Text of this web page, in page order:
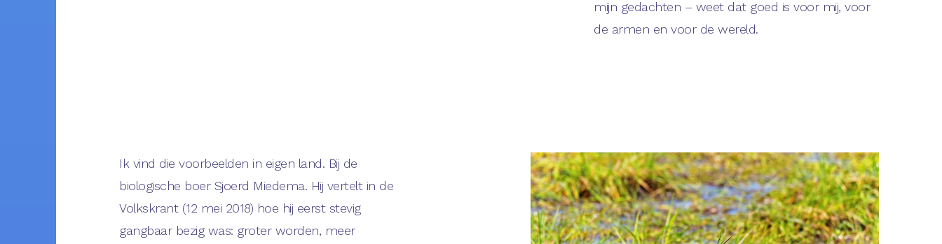
mijn gedachten – weet dat goed is voor mij, voor
de armen en voor de wereld.
Ik vind die voorbeelden in eigen land. Bij de
biologische boer Sjoerd Miedema. Hij vertelt in de
Volkskrant (12 mei 2018) hoe hij eerst stevig
gangbaar bezig was: groter worden, meer